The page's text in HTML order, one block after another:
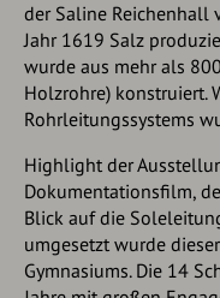
der Saline Reichenhall
Jahr 1619 Salz
wurde aus mehr als
Holzrohre) konstruiert.
Rohrleitungssystems
Highlight der
Dokumentationsfilm,
Blick auf die
umgesetzt wurde
Gymnasiums. Die 14